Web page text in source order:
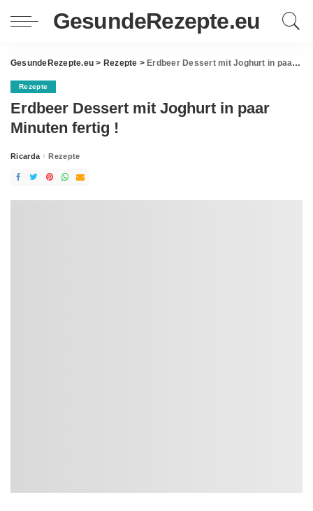
GesundeRezepte.eu
GesundeRezepte.eu > Rezepte > Erdbeer Dessert mit Joghurt in paar Minuten fertig !
Rezepte
Erdbeer Dessert mit Joghurt in paar
Minuten fertig !
Posted
Ricarda Rezepte